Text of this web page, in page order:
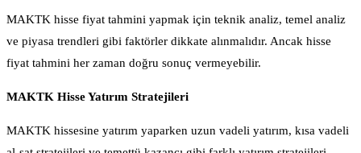
MAKTK hisse fiyat tahmini yapmak için teknik analiz, temel analiz
ve piyasa trendleri gibi faktörler dikkate alınmalıdır. Ancak hisse
fiyat tahmini her zaman doğru sonuç vermeyebilir.
MAKTK Hisse Yatırım Stratejileri
MAKTK hissesine yatırım yaparken uzun vadeli yatırım, kısa vadeli